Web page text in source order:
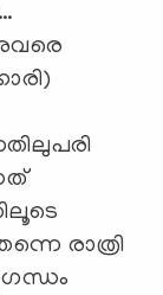
രാത്രി